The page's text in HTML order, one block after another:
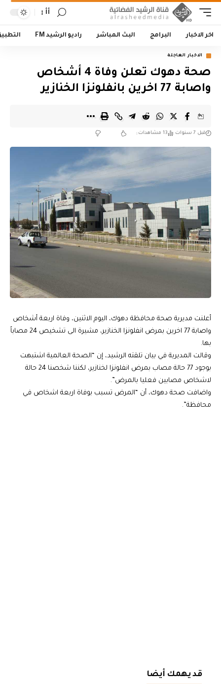
أأ
اخر الاخبار البرامج البث المباشر راديو الرشيد FM
الاخبار العاجلة
صحة دهوك تعلن وفاة 4 أشخاص
واصابة 77 اخرين بانفلونزا الخنازير
قبل 7 سنوات 13 مشاهدات
أعلنت مديرية صحة محافظة دهوك، اليوم الاثنين، وفاة اربعة أشخاص
واصابة 77 اخرين بمرض انفلونزا الخنازير، مشيرة الى تشخيص 24 مصاباً
بها.
وقالت المديرية في بيان تلقته الرشيد، إن “الصحة العالمية اشتبهت
بوجود 77 حالة مصاب بمرض انفلونزا لخنازير، لكننا شخصنا 24 حالة
لاشخاص مصابين فعليا بالمرض”.
واضافت صحة دهوك، أن “المرض تسبب بوفاة اربعة اشخاص في
محافظة”.
قد يهمك أيضا